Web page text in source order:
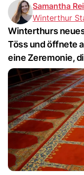
Samantha
Winterthur
Winterthurs
Töss und öffnete
eine Zeremonie,